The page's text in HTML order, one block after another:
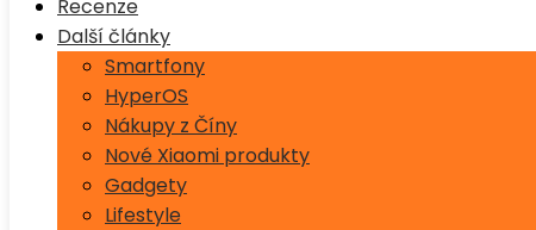
Recenze
Další články
Smartfony
HyperOS
Nákupy z Číny
Nové Xiaomi produkty
Gadgety
Lifestyle